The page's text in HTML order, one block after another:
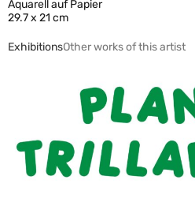
Aquarell auf Papier
29.7 x 21 cm
ExhibitionsOther works of this artist